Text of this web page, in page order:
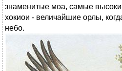
знаменитые моа, самые
хокиои - величайшие орлы,
небо.